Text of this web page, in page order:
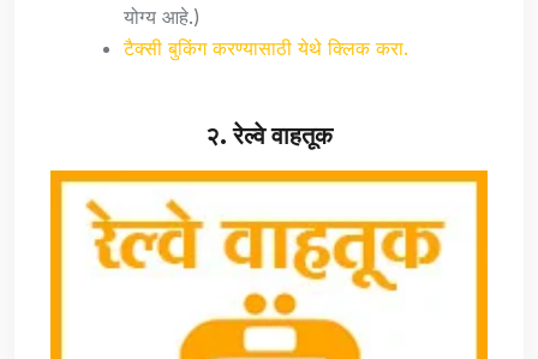
योग्य आहे.)
टैक्सी बुकिंग करण्यासाठी येथे क्लिक करा.
२. रेल्वे वाहतूक